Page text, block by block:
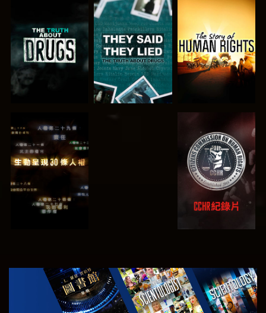
觀看 觀看
觀看 觀看
觀看 探索系列節目